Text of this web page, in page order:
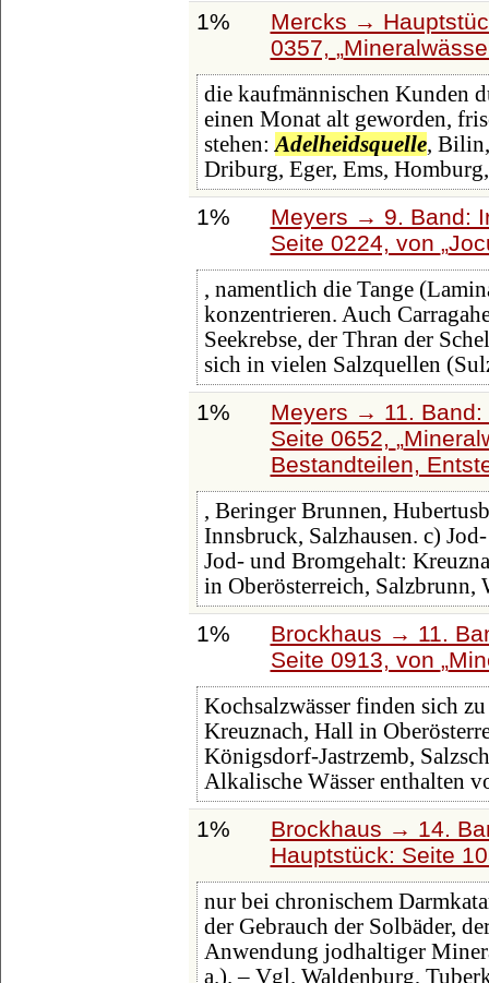
1%
Mercks →
0357,
die kaufmännischen Kunden
einen Monat alt geworden,
stehen: Adelheidsquelle,
Driburg, Eger, Ems,
1%
Meyers → 9. Band:
Seite 0224, von
, namentlich die Tange
konzentrieren. Auch
Seekrebse, der Thran der
sich in vielen Salzquellen
1%
Meyers → 11.
Seite 0652,
Bestandteilen,
, Beringer Brunnen,
Innsbruck, Salzhausen. c)
Jod- und Bromgehalt:
in Oberösterreich, Salzbrunn,
1%
Brockhaus → 11.
Seite 0913, von
Kochsalzwässer finden sich
Kreuznach, Hall in
Königsdorf-Jastrzemb,
Alkalische Wässer enthalten
1%
Brockhaus → 14.
Hauptstück: Seite
nur bei chronischem
der Gebrauch der Solbäder,
Anwendung jodhaltiger
a.). – Vgl. Waldenburg,